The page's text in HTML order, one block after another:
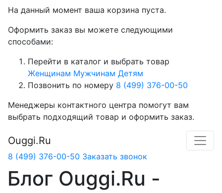
На данный момент ваша корзина пуста.
Оформить заказ вы можете следующими
способами:
Перейти в каталог и выбрать товар
Женщинам Мужчинам Детям
Позвонить по номеру 8 (499) 376-00-50
Менеджеры контактного центра помогут вам
выбрать подходящий товар и оформить заказ.
Ouggi.Ru
8 (499) 376-00-50 Заказать звонок
Блог Ouggi.Ru -